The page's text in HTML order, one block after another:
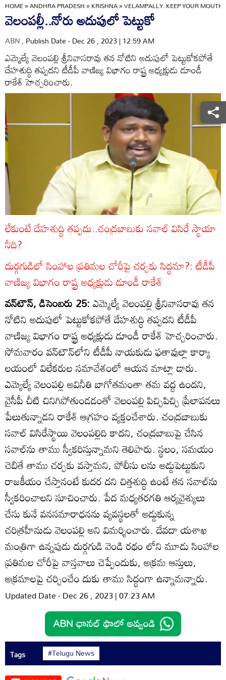
HOME»ANDHRA PRADESH»KRISHNA»VELAMPALLY..KEEP YOUR
వెలంపల్లీ..నోరు అదుపులో పెట్టుకో
ABN, Publish Date - Dec 26 , 2023 | 12:59 AM
ఎమ్మెల్యే వెలంపల్లి శ్రీనివాసరావు తన నోటిని అదుపులో పెట్టుకోకపోతే
దేహశుద్ధి తప్పదని టీడీపీ వాణిజ్య విభాగం రాష్ట్ర అధ్యక్షుడు డూండీ
రాకేశ్‌ హెచ్చరించారు.
లేకుంటే దేహశుద్ధి తప్పదు..చంద్రబాబుకు సవాల్‌ విసిరే స్థాయా
నీది?
దుర్గగుడిలో సింహాల ప్రతిమల చోరీపై చర్చకు సిద్ధమా?: టీడీపీ
వాణిజ్య విభాగం రాష్ట్ర అధ్యక్షుడు డూండీ రాకేశ్‌
వన్‌టౌన్‌, డిసెంబరు 25:ఎమ్మెల్యే వెలంపల్లి శ్రీనివాసరావు తన
నోటిని అదుపులో పెట్టుకోకపోతే దేహశుద్ధి తప్పదని టీడీపీ
వాణిజ్య విభాగం రాష్ట్ర అధ్యక్షుడు డూండీ రాకేశ్‌ హెచ్చరించారు.
సోమవారం వన్‌టౌన్‌లోని టీడీపీ నాయకుడు ఫతావుల్లా కార్యా
లయంలో విలేకరుల సమావేశంలో ఆయన మాట్లా డారు.
ఎమ్యెల్యే వెలంపల్లి అవినీతి బాగోతమంతా తమ వద్ద ఉందని,
వైసీపీ చీటి చినిగిపోతుండడంతో వెలంపల్లి పిచ్చిపిచ్చి ప్రేలాపనలు
పేలుతున్నాడని రాకేశ్‌ ఆగ్రహం వ్యక్తంచేశారు. చంద్రబాబుకు
సవాల్‌ విసిరేస్థాయి వెలంపల్లిది కాదని, చంద్రబాబుపై చేసిన
సవాల్‌ను తాము స్వీకరిస్తున్నామని తెలిపారు. స్థలం, సమయం
చెబితే తాము చర్చకు వస్తామని, పోలీసు లను అడ్డుపెట్టుకుని
రాజకీయం చేస్తానంటే కుదర దని చిత్తశుద్ధి ఉంటే తన సవాల్‌ను
స్వీకరించాలని సూచించారు. పేద మధ్యతరగతి ఆర్యవైశ్యులు
చేసు కునే వనసమారాధనను వ్యవస్థలతో అడ్డుకున్న
చరిత్రహీనుడు వెలంపల్లి అని విమర్శించారు. దేవదా యశాఖ
మంత్రిగా ఉన్నపుడు దుర్గగుడి వెండి రథం లోని మూడు సింహాల
ప్రతిమల చోరీపై వాస్తవాలు చెప్పేందుకు, అక్రమ ఆస్తులు,
అక్రమాలపై చర్చించేం దుకు తాము సిద్ధంగా ఉన్నామన్నారు.
Updated Date - Dec 26 , 2023 | 07:23 AM
Tags #Telugu News